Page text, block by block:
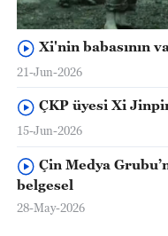
Xi'nin babasının
21-Jun-2026
ÇKP üyesi Xi
15-Jun-2026
Çin Medya
belgesel
28-May-2026